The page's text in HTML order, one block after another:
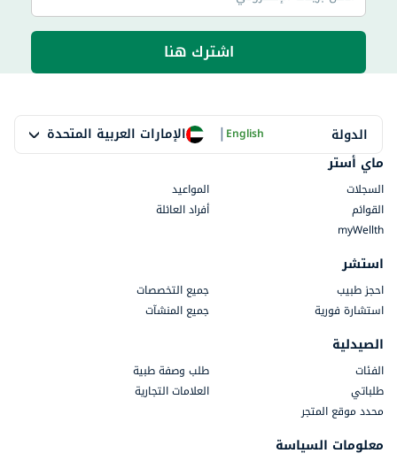
اشترك هنا
الدولة الإمارات العربية المتحدة |English
ماي أستر
السجلات
المواعيد
القوائم
أفراد العائلة
myWellth
استشر
احجز طبيب
جميع التخصصات
استشارة فورية
جميع المنشآت
الصيدلية
الفئات
طلب وصفة طبية
طلباتي
العلامات التجارية
محدد موقع المتجر
معلومات السياسة